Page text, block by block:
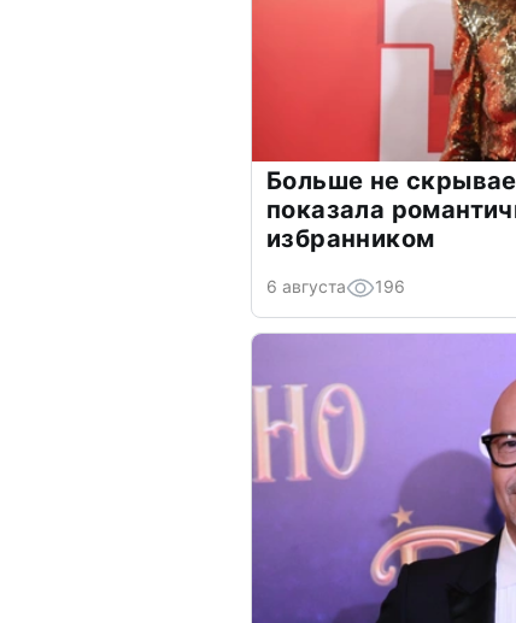
Больше не
показала
избранником
6 августа 196